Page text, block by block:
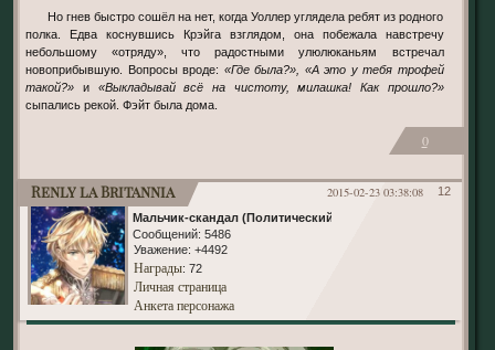
Но гнев быстро сошёл на нет, когда Уоллер углядела ребят из родного
полка. Едва коснувшись Крэйга взглядом, она побежала навстречу
небольшому «отряду», что радостными улюлюканьям встречал
новоприбывшую. Вопросы вроде: «Где была?», «А это у тебя трофей
такой?» и «Выкладывай всё на чистоту, милашка! Как прошло?»
сыпались рекой. Фэйт была дома.
0
12
2015-02-23 03:38:08
Renly la Britannia
Мальчик-скандал (Политический)
Сообщений: 5486
Уважение: +4492
Награды: 72
Личная страница
Анкета персонажа